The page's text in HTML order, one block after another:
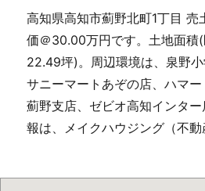
高知県高知市薊野北町1丁目 売
価＠30.00万円です。土地面積
22.49坪)。周辺環境は、泉野小
サニーマートあぞの店、ハマ
薊野支店、ゼビオ高知インタ
報は、メイクハウジング（不動